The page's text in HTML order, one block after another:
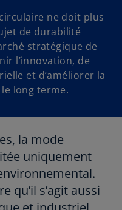
ne doit plus
de durabilité
stratégique de
l’innovation, de
et d’améliorer la
long terme.
la mode
uniquement
qu’il s’agit aussi